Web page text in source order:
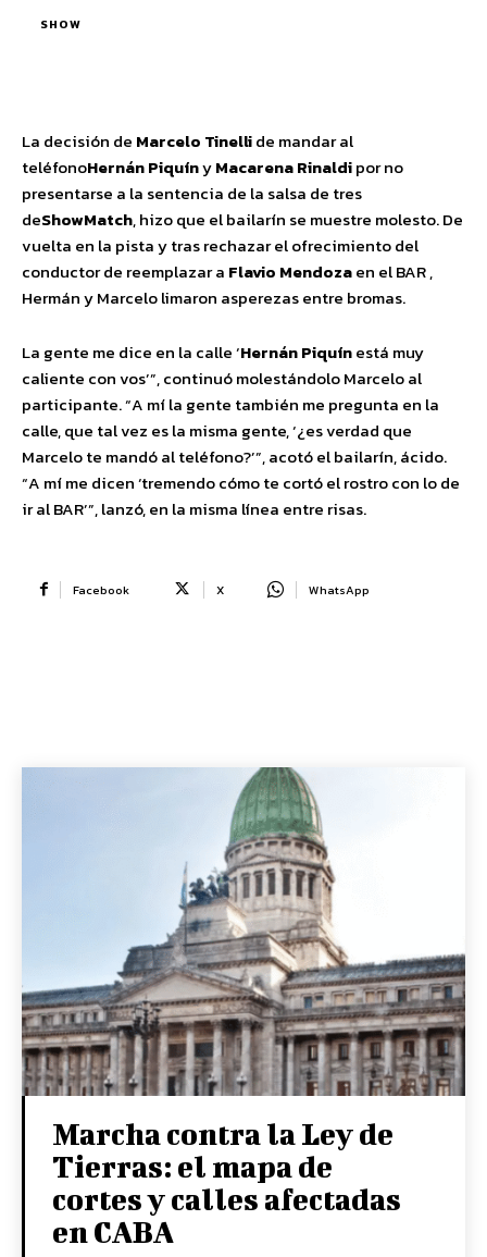
SHOW
La decisión de Marcelo Tinellide mandar al
teléfonoHernán PiquínyMacarena Rinaldipor no
presentarse a la sentencia de la salsa de tres
deShowMatch, hizo que el bailarín se muestre molesto. De
vuelta en la pista y tras rechazar el ofrecimiento del
conductor de reemplazar a Flavio Mendozaen el BAR ,
Hermán y Marcelo limaron asperezas entre bromas.
La gente me dice en la calle ‘Hernán Piquínestá muy
caliente con vos’”, continuó molestándolo Marcelo al
participante. “A mí la gente también me pregunta en la
calle, que tal vez es la misma gente, ‘¿es verdad que
Marcelo te mandó al teléfono?’”, acotó el bailarín, ácido.
“A mí me dicen ‘tremendo cómo te cortó el rostro con lo de
ir al BAR’”, lanzó, en la misma línea entre risas.
Facebook X WhatsApp
Marcha contra la Ley de
Tierras: el mapa de
cortes y calles afectadas
en CABA